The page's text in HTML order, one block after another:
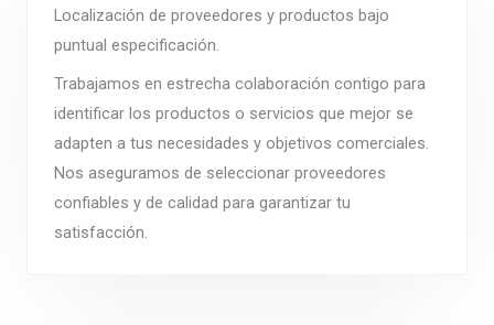
Localización de proveedores y productos bajo
puntual especificación.
Trabajamos en estrecha colaboración contigo para
identificar los productos o servicios que mejor se
adapten a tus necesidades y objetivos comerciales.
Nos aseguramos de seleccionar proveedores
confiables y de calidad para garantizar tu
satisfacción.